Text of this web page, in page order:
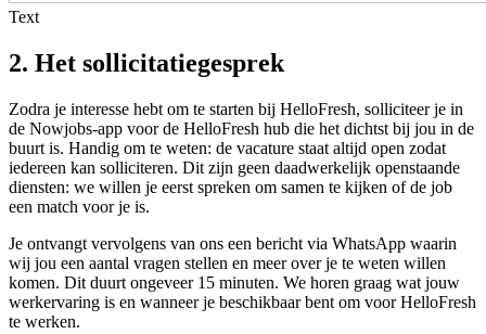
Text
2. Het sollicitatiegesprek
Zodra je interesse hebt om te starten bij HelloFresh, solliciteer je in
de Nowjobs-app voor de HelloFresh hub die het dichtst bij jou in de
buurt is. Handig om te weten: de vacature staat altijd open zodat
iedereen kan solliciteren. Dit zijn geen daadwerkelijk openstaande
diensten: we willen je eerst spreken om samen te kijken of de job
een match voor je is.
Je ontvangt vervolgens van ons een bericht via WhatsApp waarin
wij jou een aantal vragen stellen en meer over je te weten willen
komen. Dit duurt ongeveer 15 minuten. We horen graag wat jouw
werkervaring is en wanneer je beschikbaar bent om voor HelloFresh
te werken.